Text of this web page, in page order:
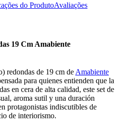
do ProdutoAvaliações
19 Cm Amabiente
redondas de 19 cm de Amabiente
para quienes entienden que la
en cera de alta calidad, este set de
aroma sutil y una duración
protagonistas indiscutibles de
de interiorismo.